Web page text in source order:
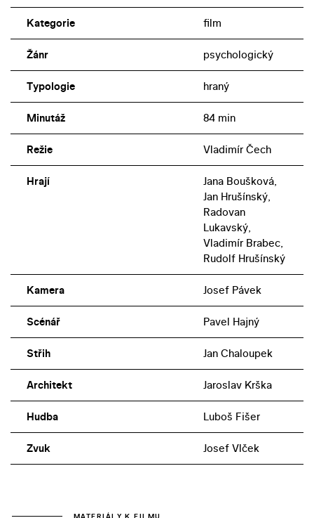
Kategorie film
Žánr psychologický
Typologie hraný
Minutáž 84 min
Režie Vladimír Čech
Hrají
Jana Boušková,
Jan Hrušínský,
Radovan
Lukavský,
Vladimír Brabec,
Rudolf Hrušínský
Kamera Josef Pávek
Scénář Pavel Hajný
Střih Jan Chaloupek
Architekt Jaroslav Krška
Hudba Luboš Fišer
Zvuk Josef Vlček
MATERIÁLY K FILMU